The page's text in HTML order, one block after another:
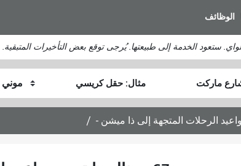
المحتوى
الرئيسي
الوظائف
البداية
النهاية
كيف
أرغب
في
السفر